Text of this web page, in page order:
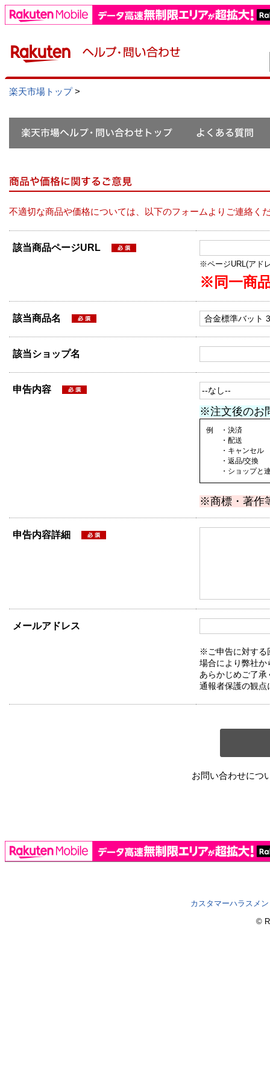
楽天市場トップ>
不適切な商品や価格については、以下のフォームよりご連絡く
該当商品ページURL
※ページURL(アド
※同一商
該当商品名
該当ショップ名
申告内容
※注文後のお
例 ・決済
・配送
・キャンセル
・返品/交換
・ショップと連
※商標・著作
申告内容詳細
メールアドレス
※ご申告に対する
場合により弊社か
あらかじめご了承
通報者保護の観点
お問い合わせにつ
カスタマーハラスメ
©